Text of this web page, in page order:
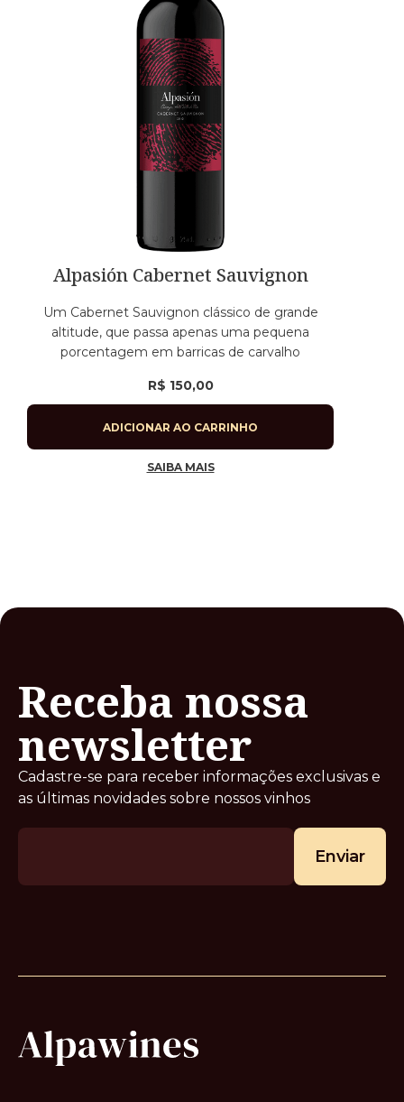
Alpasión Cabernet Sauvignon
Um Cabernet Sauvignon clássico de grande
altitude, que passa apenas uma pequena
porcentagem em barricas de carvalho
R$ 150,00
ADICIONAR AO CARRINHO
SAIBA MAIS
Receba nossa
newsletter
Cadastre-se para receber informações exclusivas e
as últimas novidades sobre nossos vinhos